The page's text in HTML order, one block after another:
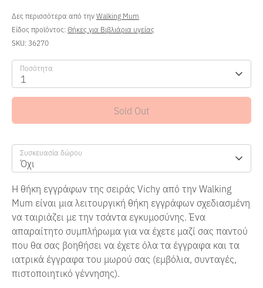
Δες περισσότερα από τηνWalking Mum
Είδος προϊόντος:Θήκες για Βιβλιάρια υγείας
SKU: 36270
Ποσότητα
1
Sold Out
Συσκευασία δώρου
Όχι
Η θήκη εγγράφων της σειράς Vichy από την Walking
Mum είναι μια λειτουργική θήκη εγγράφων σχεδιασμένη
να ταιριάζει με την τσάντα εγκυμοσύνης. Ένα
απαραίτητο συμπλήρωμα για να έχετε μαζί σας παντού
που θα σας βοηθήσει να έχετε όλα τα έγγραφα και τα
ιατρικά έγγραφα του μωρού σας (εμβόλια, συνταγές,
πιστοποιητικό γέννησης).